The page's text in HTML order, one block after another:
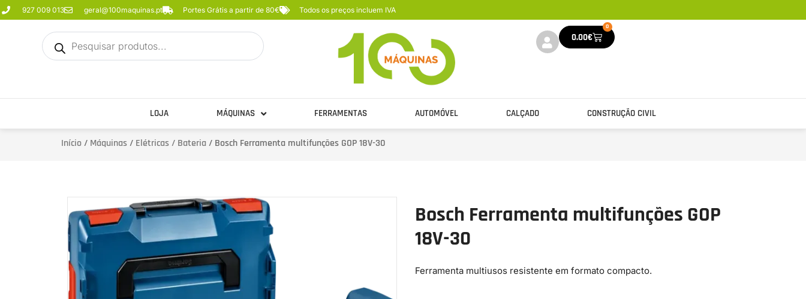
927 009 013 geral@100maquinas.pt Portes Grátis a partir de 80€ Todos os preços incluem IVA
0.00€
0
LOJA MÁQUINAS FERRAMENTAS AUTOMÓVEL CALÇADO CONSTRUÇÃO CIVIL
Início/ Máquinas/ Elétricas / Bateria/ Bosch Ferramenta multifunções GOP 18V-30
Bosch Ferramenta multifunções GOP
18V-30
Ferramenta multiusos resistente em formato compacto.